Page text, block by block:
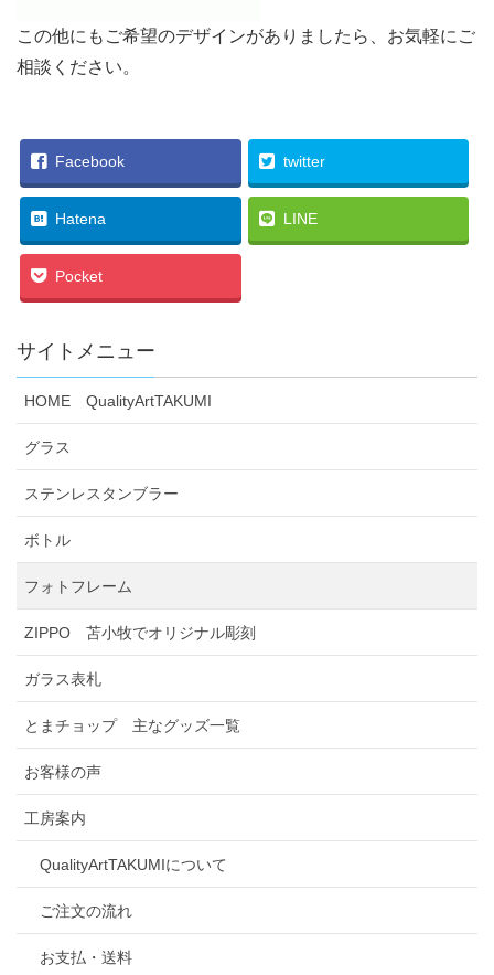
この他にもご希望のデザインがありましたら、お気軽にご
相談ください。
Facebook twitter
Hatena LINE
Pocket
サイトメニュー
HOME QualityArtTAKUMI
グラス
ステンレスタンブラー
ボトル
フォトフレーム
ZIPPO 苫小牧でオリジナル彫刻
ガラス表札
とまチョップ 主なグッズ一覧
お客様の声
工房案内
QualityArtTAKUMIについて
ご注文の流れ
お支払・送料